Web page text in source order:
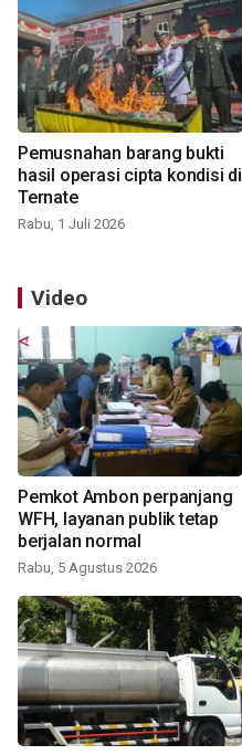
Pemusnahan barang bukti
hasil operasi cipta kondisi di
Ternate
Rabu, 1 Juli 2026
Video
Pemkot Ambon perpanjang
WFH, layanan publik tetap
berjalan normal
Rabu, 5 Agustus 2026